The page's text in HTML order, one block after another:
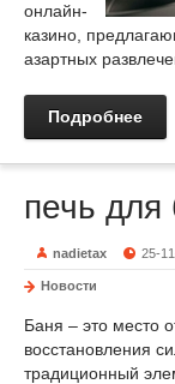
онлайн-
казино,
азартных
Подробнее
печь для
nadietax 25-
Новости
Баня – это место
восстановления
традиционный